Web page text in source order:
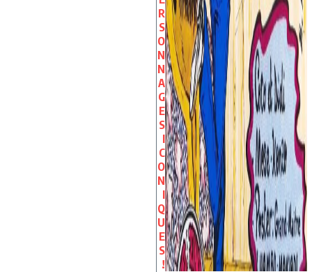
R
S
O
N
N
A
G
E
S
I
C
O
N
I
Q
U
E
S
!